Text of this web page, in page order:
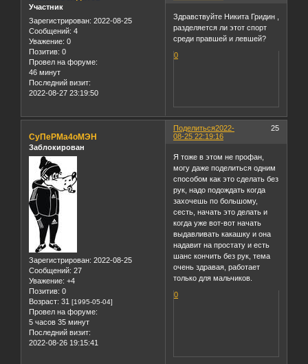
Участник
Зарегистрирован: 2022-08-25
Сообщений: 4
Уважение: 0
Позитив: 0
Провел на форуме:
46 минут
Последний визит:
2022-08-27 23:19:50
Здравствуйте Никита Гридин ,
разделяется ли этот спорт
среди правшей и левшей?
0
Поделиться 25
2022-
08-25 22:19:16
СуПеРМа4оМЭН
Заблокирован
Зарегистрирован: 2022-08-25
Сообщений: 27
Уважение: +4
Позитив: 0
Возраст: 31 [1995-05-04]
Провел на форуме:
5 часов 35 минут
Последний визит:
2022-08-26 19:15:41
Я тоже в этом не профан,
могу даже поделиться одним
способом как это сделать без
рук, надо подождать когда
захочешь по большому,
сесть, начать это делать и
когда уже вот-вот начать
выдавливать какашку и она
надавит на простату и есть
шанс кончить без рук, тема
очень здравая, работает
только для мальчиков.
0